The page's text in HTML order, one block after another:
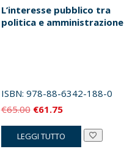
L’interesse pubblico tra
politica e amministrazione
ISBN: 978-88-6342-188-0
€65.00 Il
prezzo
originale
€61.75Il
prezzo
attuale
LEGGI TUTTO